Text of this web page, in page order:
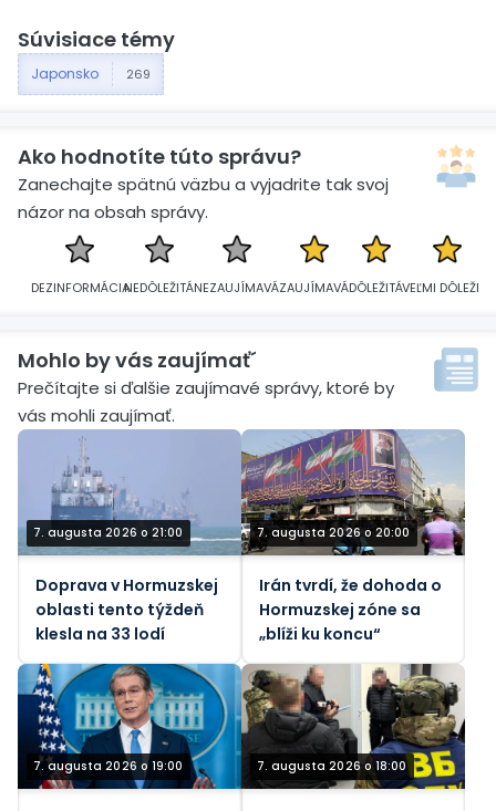
Súvisiace témy
Japonsko 269
Ako hodnotíte túto správu?
Zanechajte spätnú väzbu a vyjadrite tak svoj
názor na obsah správy.
DEZINFORMÁCIANEDÔLEŽITÁNEZAUJÍMAVÁZAUJÍMAVÁDÔLEŽITÁVEĽMI DÔLEŽITÁ
Mohlo by vás zaujímať´
Prečítajte si ďalšie zaujímavé správy, ktoré by
vás mohli zaujímať.
7. augusta 2026 o 21:00
Doprava v Hormuzskej
oblasti tento týždeň
klesla na 33 lodí
7. augusta 2026 o 20:00
Irán tvrdí, že dohoda o
Hormuzskej zóne sa
„blíži ku koncu“
7. augusta 2026 o 19:00 7. augusta 2026 o 18:00